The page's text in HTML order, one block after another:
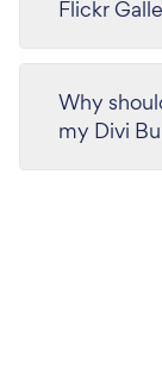
Flickr
Why
my Divi